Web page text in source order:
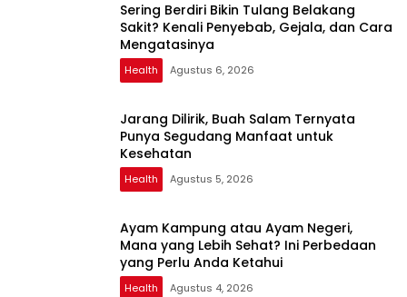
Sering Berdiri Bikin Tulang Belakang
Sakit? Kenali Penyebab, Gejala, dan Cara
Mengatasinya
Health Agustus 6, 2026
Jarang Dilirik, Buah Salam Ternyata
Punya Segudang Manfaat untuk
Kesehatan
Health Agustus 5, 2026
Ayam Kampung atau Ayam Negeri,
Mana yang Lebih Sehat? Ini Perbedaan
yang Perlu Anda Ketahui
Health Agustus 4, 2026